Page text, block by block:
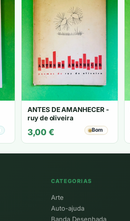
ANTES DE AMANHECER -
ruy de oliveira
3,00 € Bom
CATEGORIAS
Arte
Auto-ajuda
Banda Desenhada